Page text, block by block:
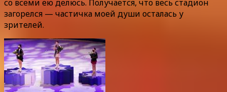
со всеми ею делюсь. Получается, что весь стадион
загорелся — частичка моей души осталась у
зрителей.